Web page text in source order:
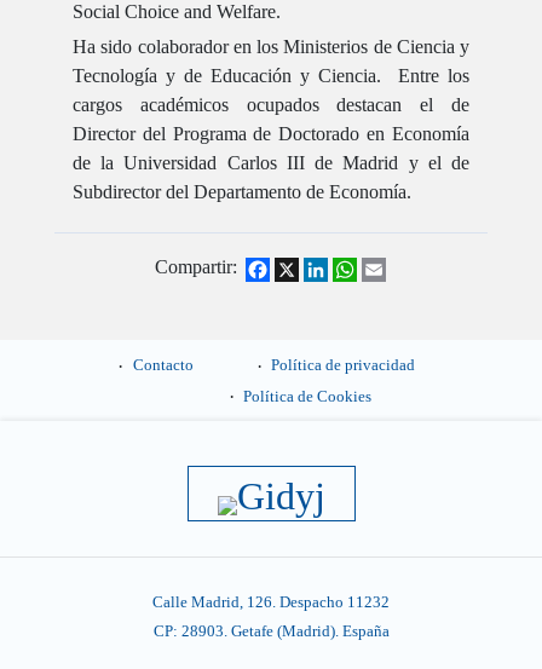
Social Choice and Welfare.
Ha sido colaborador en los Ministerios de Ciencia y
Tecnología y de Educación y Ciencia. Entre los
cargos académicos ocupados destacan el de
Director del Programa de Doctorado en Economía
de la Universidad Carlos III de Madrid y el de
Subdirector del Departamento de Economía.
Compartir: Facebook
X LinkedInWhatsApp
Contacto
Política de privacidad
Política de Cookies
Calle Madrid, 126. Despacho 11232
CP: 28903. Getafe (Madrid). España